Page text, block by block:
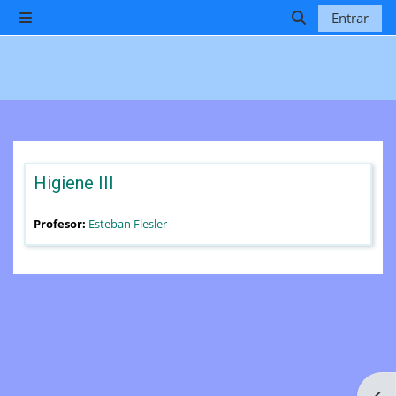
Salta al contenido principal
Panel lateral
Selector de
Entrar
Higiene III
Profesor: Esteban Flesler